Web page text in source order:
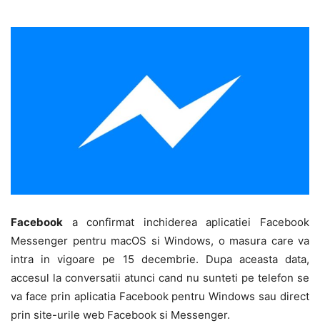
Facebook a confirmat inchiderea aplicatiei Facebook
Messenger pentru macOS si Windows, o masura care va
intra in vigoare pe 15 decembrie. Dupa aceasta data,
accesul la conversatii atunci cand nu sunteti pe telefon se
va face prin aplicatia Facebook pentru Windows sau direct
prin site-urile web Facebook si Messenger.